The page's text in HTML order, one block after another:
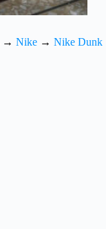
→ Nike → Nike Dunk